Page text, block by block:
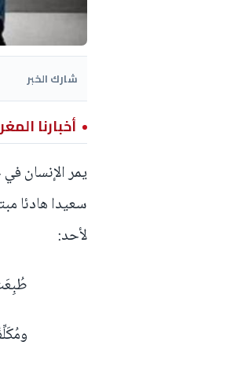
شارك الخبر
أخبارنا
يمر الإنسان في
سعيدا هادئا
لأحد:
طُبِعَت على
ومُكَلِّفُ